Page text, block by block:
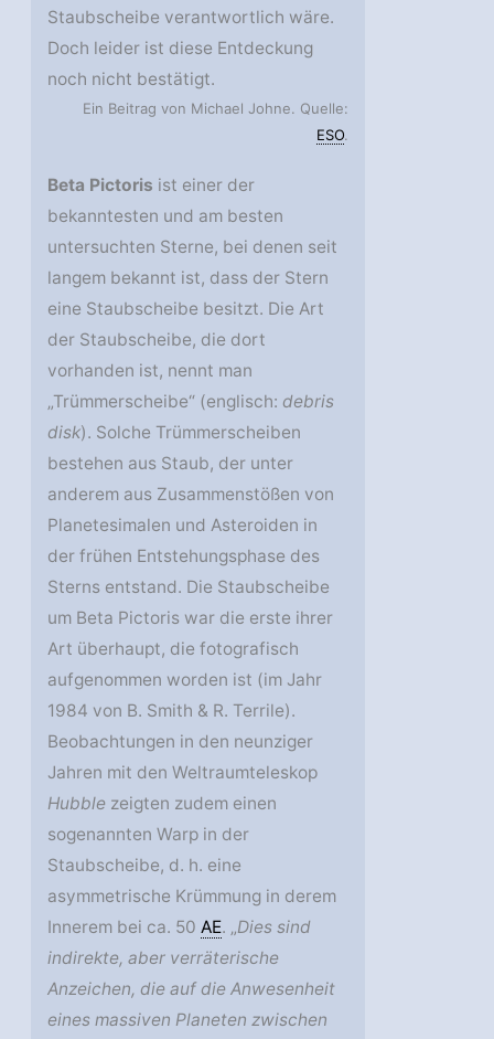
Staubscheibe verantwortlich wäre.
Doch leider ist diese Entdeckung
noch nicht bestätigt.
Ein Beitrag von Michael Johne. Quelle:
ESO.
Beta Pictoris ist einer der
bekanntesten und am besten
untersuchten Sterne, bei denen seit
langem bekannt ist, dass der Stern
eine Staubscheibe besitzt. Die Art
der Staubscheibe, die dort
vorhanden ist, nennt man
„Trümmerscheibe“ (englisch: debris
disk). Solche Trümmerscheiben
bestehen aus Staub, der unter
anderem aus Zusammenstößen von
Planetesimalen und Asteroiden in
der frühen Entstehungsphase des
Sterns entstand. Die Staubscheibe
um Beta Pictoris war die erste ihrer
Art überhaupt, die fotografisch
aufgenommen worden ist (im Jahr
1984 von B. Smith & R. Terrile).
Beobachtungen in den neunziger
Jahren mit den Weltraumteleskop
Hubble zeigten zudem einen
sogenannten Warp in der
Staubscheibe, d. h. eine
asymmetrische Krümmung in derem
Innerem bei ca. 50AE. „Dies sind
indirekte, aber verräterische
Anzeichen, die auf die Anwesenheit
eines massiven Planeten zwischen